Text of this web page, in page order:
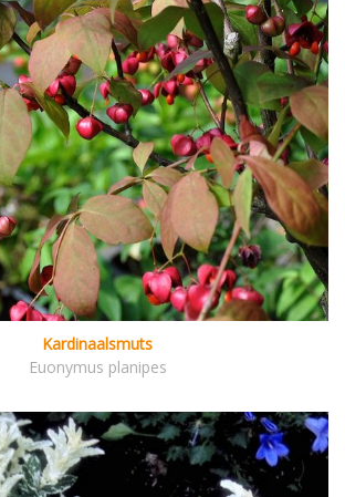
Kardinaalsmuts
Euonymus planipes